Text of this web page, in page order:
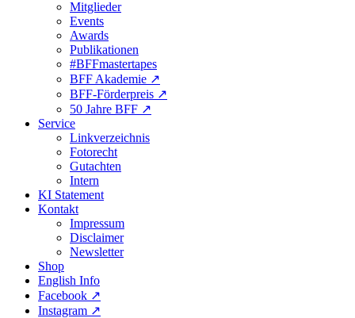
Mitglieder
Events
Awards
Publikationen
#BFFmastertapes
BFF Akademie ↗︎
BFF-Förderpreis ↗︎
50 Jahre BFF ↗︎
Service
Linkverzeichnis
Fotorecht
Gutachten
Intern
KI Statement
Kontakt
Impressum
Disclaimer
Newsletter
Shop
English Info
Facebook ↗︎
Instagram ↗︎